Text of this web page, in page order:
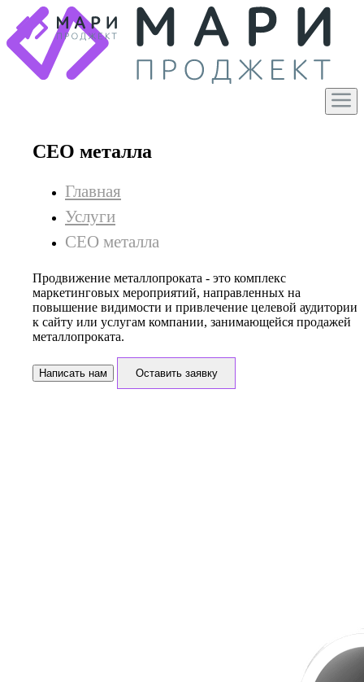
СЕО металла
Главная
Услуги
СЕО металла
Продвижение металлопроката - это комплекс
маркетинговых мероприятий, направленных на
повышение видимости и привлечение целевой аудитории
к сайту или услугам компании, занимающейся продажей
металлопроката.
Написать нам Оставить заявку